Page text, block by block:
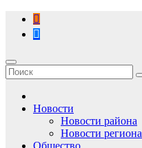
Перейти
содержимому
Новости
Новости района
Новости региона
Общество